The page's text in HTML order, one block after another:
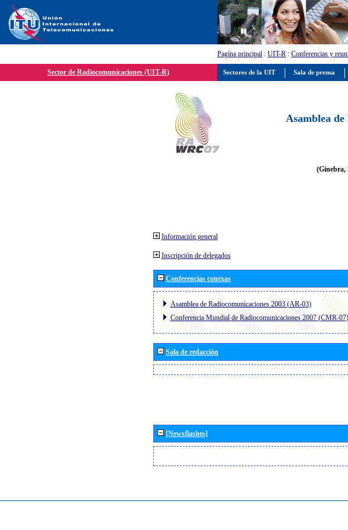
Pagína principal : UIT-R : Conferencias y
Sector de Radiocomunicaciones (UIT-R)
Asamblea
(Ginebra,
Información general
Inscripción de delegados
Conferencias conexas
Asamblea de Radiocomunicaciones 2003 (AR-03)
Conferencia Mundial de Radiocomunicaciones 2007 (CMR-07)
Sala de redacción
[Newsflashes]
Sectores de la UIT Sala de prensa